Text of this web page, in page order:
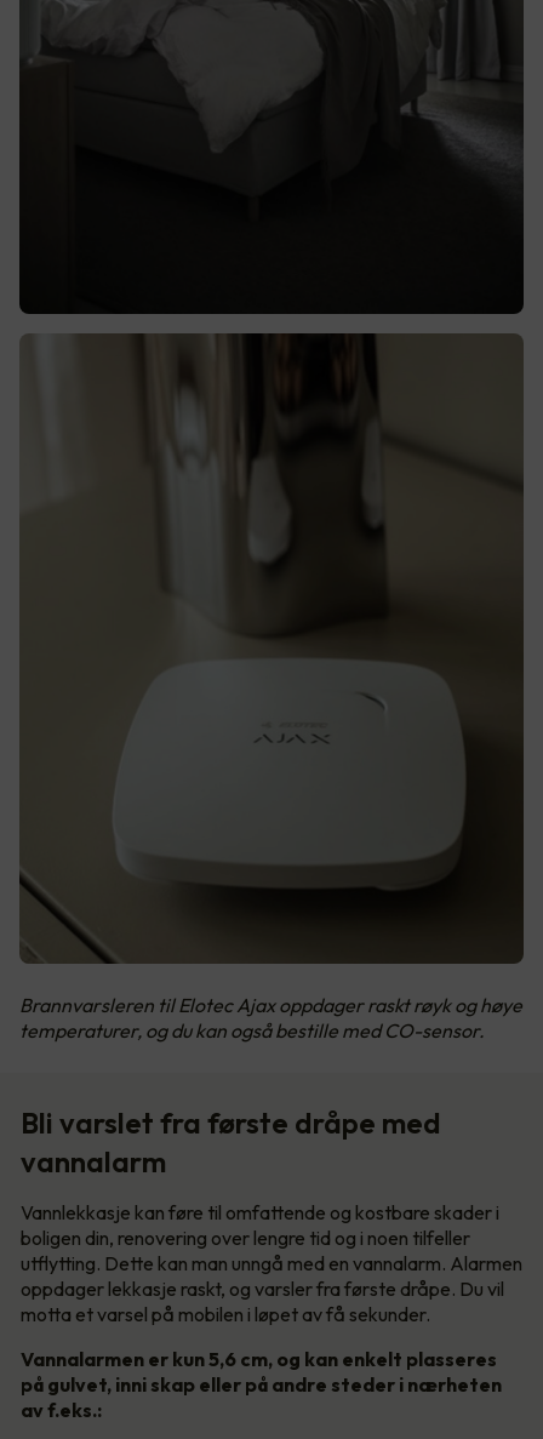
Brannvarsleren til Elotec Ajax oppdager raskt røyk og høye
temperaturer, og du kan også bestille med CO-sensor.
Bli varslet fra første dråpe med
vannalarm
Vannlekkasje kan føre til omfattende og kostbare skader i
boligen din, renovering over lengre tid og i noen tilfeller
utflytting. Dette kan man unngå med en vannalarm. Alarmen
oppdager lekkasje raskt, og varsler fra første dråpe. Du vil
motta et varsel på mobilen i løpet av få sekunder.
Vannalarmen er kun 5,6 cm, og kan enkelt plasseres
på gulvet, inni skap eller på andre steder i nærheten
av f.eks.: